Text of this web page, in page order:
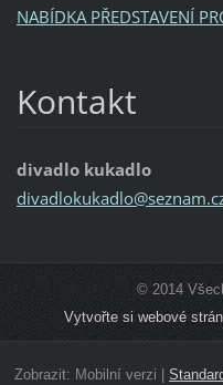
NABÍDKA PŘEDSTAVENÍ
Kontakt
divadlo kukadlo
divadlokukadlo@s
© 2014
Vytvořte si webové
Zobrazit: Mobilní verzi